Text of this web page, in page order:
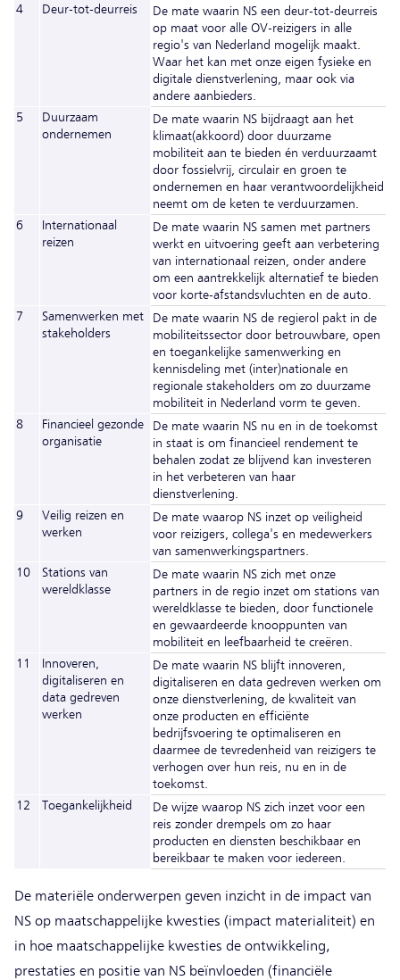
4
Deur-tot-deurreis
De mate waarin NS een deur-tot-deurreis
op maat voor alle OV-reizigers in alle
regio's van Nederland mogelijk maakt.
Waar het kan met onze eigen fysieke en
digitale dienstverlening, maar ook via
andere aanbieders.
5
Duurzaam
ondernemen
De mate waarin NS bijdraagt aan het
klimaat(akkoord) door duurzame
mobiliteit aan te bieden én verduurzaamt
door fossielvrij, circulair en groen te
ondernemen en haar verantwoordelijkheid
neemt om de keten te verduurzamen.
6
Internationaal
reizen
De mate waarin NS samen met partners
werkt en uitvoering geeft aan verbetering
van internationaal reizen, onder andere
om een aantrekkelijk alternatief te bieden
voor korte-afstandsvluchten en de auto.
7
Samenwerken met
stakeholders
De mate waarin NS de regierol pakt in de
mobiliteitssector door betrouwbare, open
en toegankelijke samenwerking en
kennisdeling met (inter)nationale en
regionale stakeholders om zo duurzame
mobiliteit in Nederland vorm te geven.
8
Financieel gezonde
organisatie
De mate waarin NS nu en in de toekomst
in staat is om financieel rendement te
behalen zodat ze blijvend kan investeren
in het verbeteren van haar
dienstverlening.
9
Veilig reizen en
werken
De mate waarop NS inzet op veiligheid
voor reizigers, collega's en medewerkers
van samenwerkingspartners.
10
Stations van
wereldklasse
De mate waarin NS zich met onze
partners in de regio inzet om stations van
wereldklasse te bieden, door functionele
en gewaardeerde knooppunten van
mobiliteit en leefbaarheid te creëren.
11
Innoveren,
digitaliseren en
data gedreven
werken
De mate waarin NS blijft innoveren,
digitaliseren en data gedreven werken om
onze dienstverlening, de kwaliteit van
onze producten en efficiënte
bedrijfsvoering te optimaliseren en
daarmee de tevredenheid van reizigers te
verhogen over hun reis, nu en in de
toekomst.
12
Toegankelijkheid
De wijze waarop NS zich inzet voor een
reis zonder drempels om zo haar
producten en diensten beschikbaar en
bereikbaar te maken voor iedereen.
De materiële onderwerpen geven inzicht in de impact van
NS op maatschappelijke kwesties (impact materialiteit) en
in hoe maatschappelijke kwesties de ontwikkeling,
prestaties en positie van NS beïnvloeden (financiële